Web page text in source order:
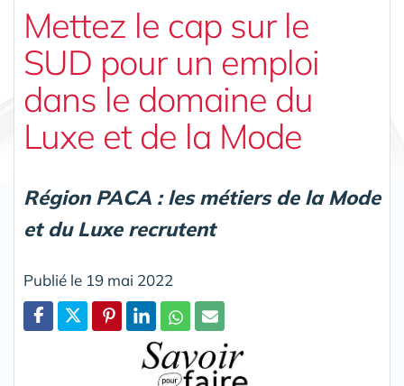
Mettez le cap sur le
SUD pour un emploi
dans le domaine du
Luxe et de la Mode
Région PACA : les métiers de la Mode
et du Luxe recrutent
Publié le 19 mai 2022